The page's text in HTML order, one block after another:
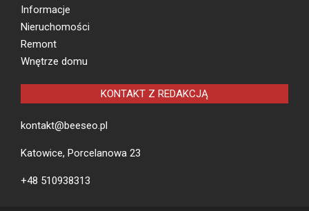
Informacje
Nieruchomości
Remont
Wnętrze domu
KONTAKT Z REDAKCJĄ
kontakt@beeseo.pl
Katowice, Porcelanowa 23
+48 510938313